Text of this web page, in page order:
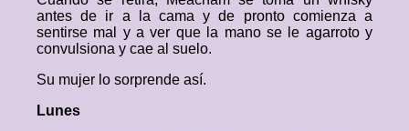
antes de ir a la cama y de pronto comienza a
sentirse mal y a ver que la mano se le agarroto y
convulsiona y cae al suelo.
Su mujer lo sorprende así.
Lunes